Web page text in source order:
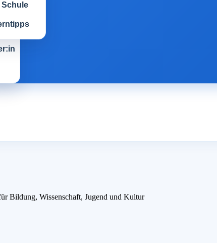
Schule
Bildung, Wissenschaft, Jugend und Kultur